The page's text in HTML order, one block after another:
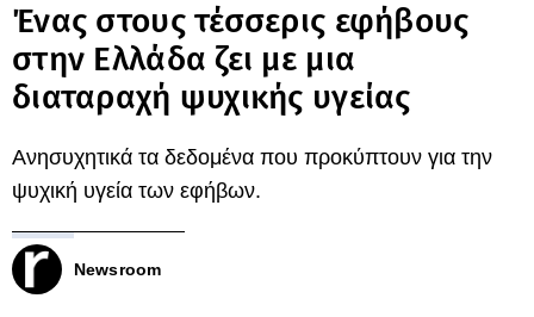
Ένας στους τέσσερις εφήβους
στην Ελλάδα ζει με μια
διαταραχή ψυχικής υγείας
Ανησυχητικά τα δεδομένα που προκύπτουν για την
ψυχική υγεία των εφήβων.
Newsroom